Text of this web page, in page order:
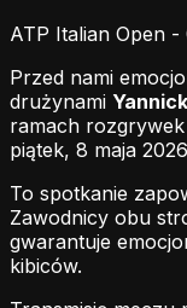
ATP Italian Open -
Przed nami
drużynami
ramach
piątek, 8 maja
To spotkanie
Zawodnicy obu
gwarantuje
kibiców.